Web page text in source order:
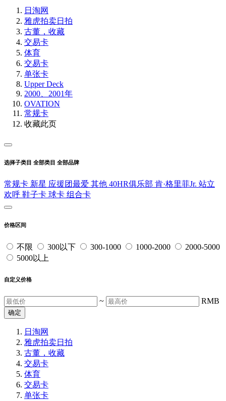
日淘网
雅虎拍卖日拍
古董，收藏
交易卡
体育
交易卡
单张卡
Upper Deck
2000、2001年
OVATION
常规卡
收藏此页
选择子类目 全部类目 全部品牌
常规卡 新星 应援团最爱 其他 40HR俱乐部 肯·格里菲Jr. 站立
欢呼 鞋子卡 球卡 组合卡
价格区间
不限 300以下 300-1000 1000-2000
2000-5000
5000以上
自定义价格
~ RMB
确定
日淘网
雅虎拍卖日拍
古董，收藏
交易卡
体育
交易卡
单张卡